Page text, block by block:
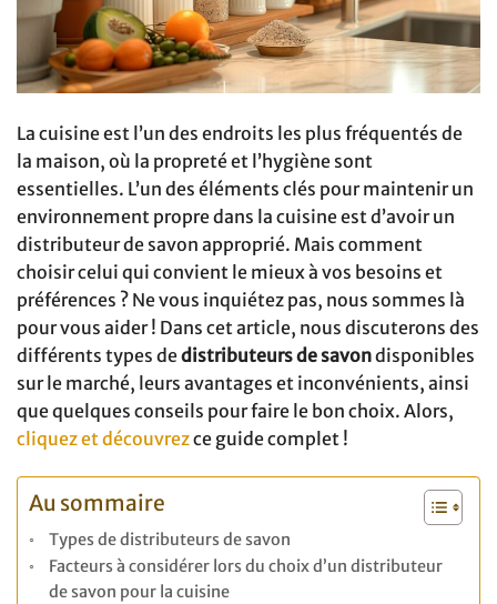
La cuisine est l’un des endroits les plus fréquentés de
la maison, où la propreté et l’hygiène sont
essentielles. L’un des éléments clés pour maintenir un
environnement propre dans la cuisine est d’avoir un
distributeur de savon approprié. Mais comment
choisir celui qui convient le mieux à vos besoins et
préférences ? Ne vous inquiétez pas, nous sommes là
pour vous aider ! Dans cet article, nous discuterons des
différents types dedistributeurs de savondisponibles
sur le marché, leurs avantages et inconvénients, ainsi
que quelques conseils pour faire le bon choix. Alors,
cliquez et découvrezce guide complet !
Au sommaire
Types de distributeurs de savon
Facteurs à considérer lors du choix d’un distributeur
de savon pour la cuisine